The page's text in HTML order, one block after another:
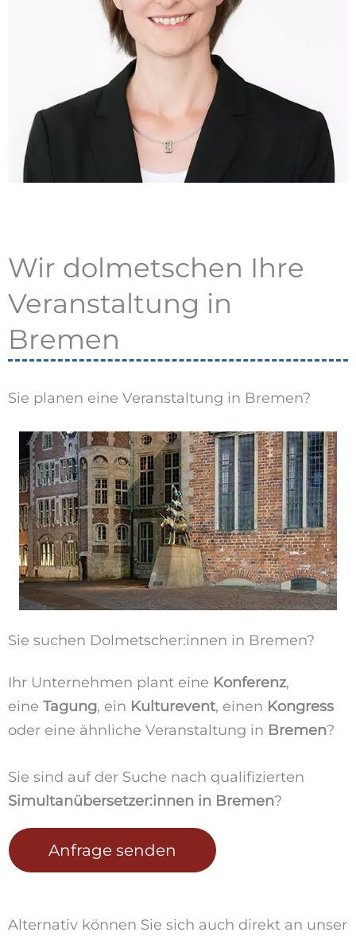
Wir dolmetschen Ihre
Veranstaltung in
Bremen
Sie planen eine Veranstaltung in Bremen?
Sie suchen Dolmetscher:innen in Bremen?
Ihr Unternehmen plant eine Konferenz,
eine Tagung, ein Kulturevent, einen Kongress
oder eine ähnliche Veranstaltung in Bremen?
Sie sind auf der Suche nach qualifizierten
Simultanübersetzer:innen in Bremen?
Anfrage senden
Alternativ können Sie sich auch direkt an unser